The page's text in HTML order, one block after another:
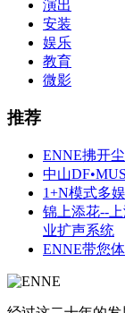
演出
安装
娱乐
教育
微影
推荐
ENNE拂开
中山
1+N模式多
锦上添花--
业扩声系统
ENNE带您